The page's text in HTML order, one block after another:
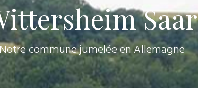
Saar
commune jumelée en Allemagne